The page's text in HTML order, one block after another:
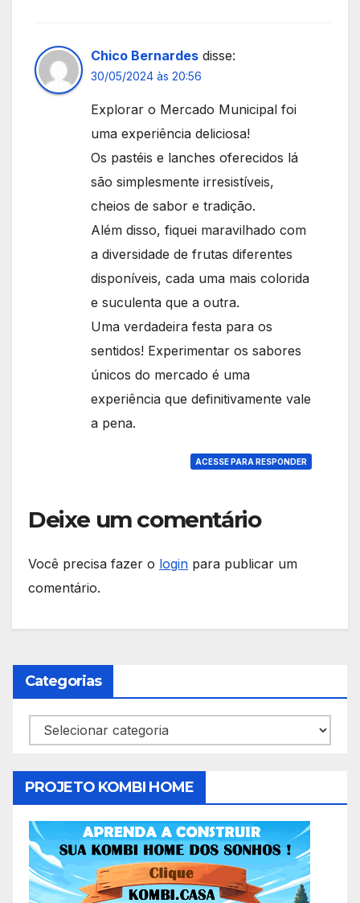
Chico Bernardes disse:
30/05/2024 às 20:56
Explorar o Mercado Municipal foi
uma experiência deliciosa!
Os pastéis e lanches oferecidos lá
são simplesmente irresistíveis,
cheios de sabor e tradição.
Além disso, fiquei maravilhado com
a diversidade de frutas diferentes
disponíveis, cada uma mais colorida
e suculenta que a outra.
Uma verdadeira festa para os
sentidos! Experimentar os sabores
únicos do mercado é uma
experiência que definitivamente vale
a pena.
ACESSE PARA RESPONDER
Deixe um comentário
Você precisa fazer o login para publicar um
comentário.
Categorias
Categorias
PROJETO KOMBI HOME